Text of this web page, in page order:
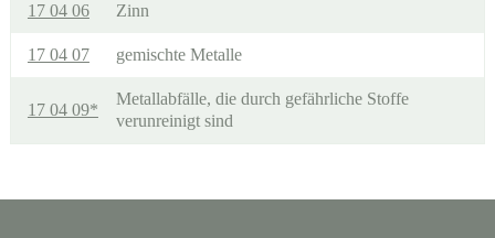
17 04 06 Zinn
17 04 07 gemischte Metalle
17 04 09*
Metallabfälle, die durch gefährliche Stoffe
verunreinigt sind